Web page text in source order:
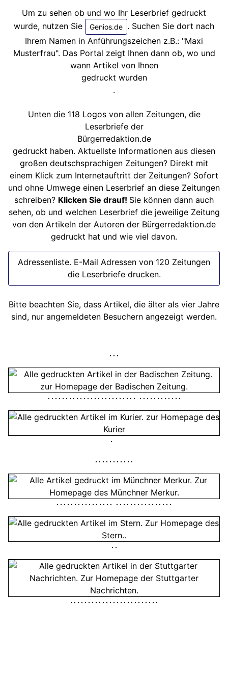
Um zu sehen ob und wo Ihr Leserbrief gedruckt
wurde, nutzen Sie
Genios.de . Suchen Sie dort nach
Ihrem Namen in Anführungszeichen z.B.: "Maxi
Musterfrau". Das Portal zeigt Ihnen dann ob, wo und
wann Artikel von Ihnen
gedruckt wurden
.
Unten die 118 Logos von allen Zeitungen, die
Leserbriefe der
Bürgerredaktion.de
gedruckt haben. Aktuellste Informationen aus diesen
großen deutschsprachigen Zeitungen? Direkt mit
einem Klick zum Internetauftritt der Zeitungen? Sofort
und ohne Umwege einen Leserbrief an diese Zeitungen
schreiben? Klicken Sie drauf! Sie können dann auch
sehen, ob und welchen Leserbrief die jeweilige Zeitung
von den Artikeln der Autoren der Bürgerredaktion.de
gedruckt hat und wie viel davon.
Adressenliste. E-Mail Adressen von 120 Zeitungen
die Leserbriefe drucken.
Bitte beachten Sie, dass Artikel, die älter als vier Jahre
sind, nur angemeldeten Besuchern angezeigt werden.